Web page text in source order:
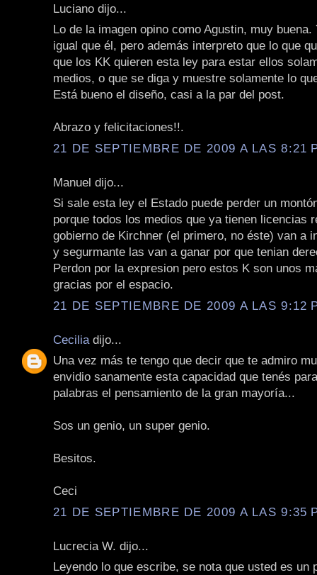
Luciano dijo...
Lo de la imagen opino como Agustin, muy buena.
igual que él, pero además interpreto que lo que
que los KK quieren esta ley para estar ellos
medios, o que se diga y muestre solamente lo
Está bueno el diseño, casi a la par del post.
Abrazo y felicitaciones!!.
21 DE SEPTIEMBRE DE 2009 A LAS 8:21
Manuel dijo...
Si sale esta ley el Estado puede perder un
porque todos los medios que ya tienen licencias
gobierno de Kirchner (el primero, no éste) van a
y segurmante las van a ganar por que tenian
Perdon por la expresion pero estos K son unos
gracias por el espacio.
21 DE SEPTIEMBRE DE 2009 A LAS 9:12
Cecilia dijo...
Una vez más te tengo que decir que te admiro
envidio sanamente esta capacidad que tenés
palabras el pensamiento de la gran mayoría...
Sos un genio, un super genio.
Besitos.
Ceci
21 DE SEPTIEMBRE DE 2009 A LAS 9:35
Lucrecia W. dijo...
Leyendo lo que escribe, se nota que usted es un